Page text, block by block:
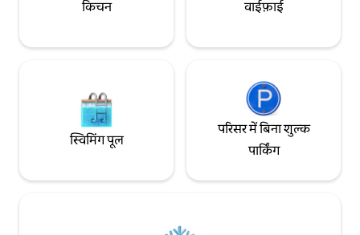
किचन वाईफ़ाई
स्विमिंग पूल
परिसर में बिना शुल्क
पार्किंग